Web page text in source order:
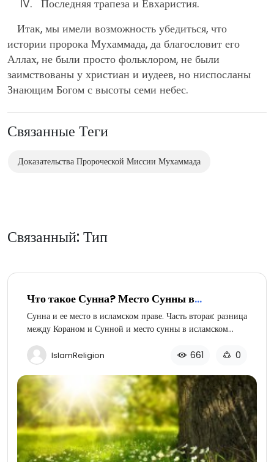
IV. Последняя трапеза и Евхаристия.
Итак, мы имели возможность убедиться, что
истории пророка Мухаммада, да благословит его
Аллах, не были просто фольклором, не были
заимствованы у христиан и иудеев, но ниспосланы
Знающим Богом с высоты семи небес.
Связанные Теги
Доказательства Пророческой Миссии Мухаммада
Связанный: Тип
Что такое Сунна? Место Сунны в
исламском законодательстве (часть 2 из 2)
Сунна и ее место в исламском праве. Часть вторая: разница
между Кораном и Сунной и место сунны в исламском
IslamReligion 661 0